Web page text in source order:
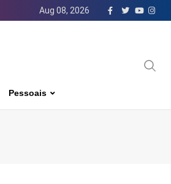
Aug 08, 2026
Pessoais